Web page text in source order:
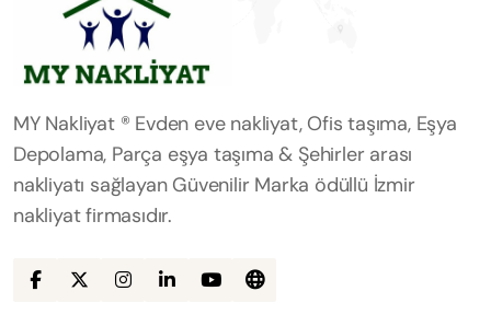
MY Nakliyat ® Evden eve nakliyat, Ofis taşıma, Eşya
Depolama, Parça eşya taşıma & Şehirler arası
nakliyatı sağlayan Güvenilir Marka ödüllü İzmir
nakliyat firmasıdır.